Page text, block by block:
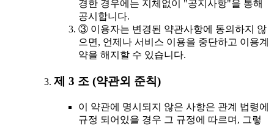
경한 경우에는 지체없이 "공지사항"을 통해
공시합니다.
③ 이용자는 변경된 약관사항에 동의하지 않
으면, 언제나 서비스 이용을 중단하고 이용계
약을 해지할 수 있습니다.
제 3 조 (약관외 준칙)
이 약관에 명시되지 않은 사항은 관계 법령에
규정 되어있을 경우 그 규정에 따르며, 그렇